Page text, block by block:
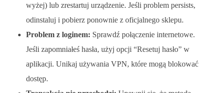
wyżej) lub zrestartuj urządzenie. Jeśli problem persists,
odinstaluj i pobierz ponownie z oficjalnego sklepu.
Problem z loginem: Sprawdź połączenie internetowe.
Jeśli zapomniałeś hasła, użyj opcji “Resetuj hasło” w
aplikacji. Unikaj używania VPN, które mogą blokować
dostęp.